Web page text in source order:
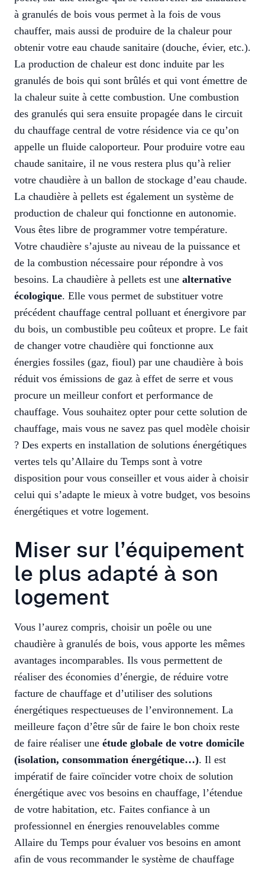
à granulés de bois vous permet à la fois de vous
chauffer, mais aussi de produire de la chaleur pour
obtenir votre eau chaude sanitaire (douche, évier, etc.).
La production de chaleur est donc induite par les
granulés de bois qui sont brûlés et qui vont émettre de
la chaleur suite à cette combustion. Une combustion
des granulés qui sera ensuite propagée dans le circuit
du chauffage central de votre résidence via ce qu’on
appelle un fluide caloporteur. Pour produire votre eau
chaude sanitaire, il ne vous restera plus qu’à relier
votre chaudière à un ballon de stockage d’eau chaude.
La chaudière à pellets est également un système de
production de chaleur qui fonctionne en autonomie.
Vous êtes libre de programmer votre température.
Votre chaudière s’ajuste au niveau de la puissance et
de la combustion nécessaire pour répondre à vos
besoins. La chaudière à pellets est une alternative
écologique. Elle vous permet de substituer votre
précédent chauffage central polluant et énergivore par
du bois, un combustible peu coûteux et propre. Le fait
de changer votre chaudière qui fonctionne aux
énergies fossiles (gaz, fioul) par une chaudière à bois
réduit vos émissions de gaz à effet de serre et vous
procure un meilleur confort et performance de
chauffage. Vous souhaitez opter pour cette solution de
chauffage, mais vous ne savez pas quel modèle choisir
? Des experts en installation de solutions énergétiques
vertes tels qu’Allaire du Temps sont à votre
disposition pour vous conseiller et vous aider à choisir
celui qui s’adapte le mieux à votre budget, vos besoins
énergétiques et votre logement.
Miser sur l’équipement
le plus adapté à son
logement
Vous l’aurez compris, choisir un poêle ou une
chaudière à granulés de bois, vous apporte les mêmes
avantages incomparables. Ils vous permettent de
réaliser des économies d’énergie, de réduire votre
facture de chauffage et d’utiliser des solutions
énergétiques respectueuses de l’environnement. La
meilleure façon d’être sûr de faire le bon choix reste
de faire réaliser une étude globale de votre domicile
(isolation, consommation énergétique…). Il est
impératif de faire coïncider votre choix de solution
énergétique avec vos besoins en chauffage, l’étendue
de votre habitation, etc. Faites confiance à un
professionnel en énergies renouvelables comme
Allaire du Temps pour évaluer vos besoins en amont
afin de vous recommander le système de chauffage